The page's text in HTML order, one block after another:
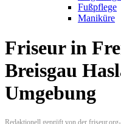
Fußpflege
Maniküre
Friseur in
Breisgau
Umgebung
Redaktionell geprüft von der